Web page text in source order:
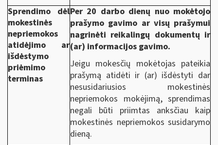
Sprendimo dėl
mokestinės
nepriemokos
atidėjimo ar
išdėstymo
priėmimo
terminas
Per 20 darbo dienų nuo mokėtojo
prašymo gavimo ar visų prašymui
nagrinėti reikalingų dokumentų ir
(ar) informacijos gavimo.
Jeigu mokesčių mokėtojas pateikia
prašymą atidėti ir (ar) išdėstyti dar
nesusidariusios mokestinės
nepriemokos mokėjimą, sprendimas
negali būti priimtas anksčiau kaip
mokestinės nepriemokos susidarymo
dieną.